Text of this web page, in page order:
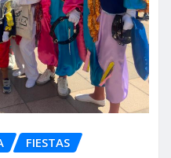
FIESTAS